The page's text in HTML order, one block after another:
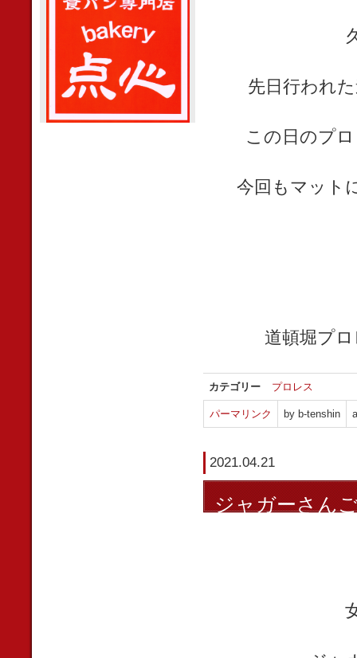
先日行われ
この日のプ
今回もマット
道頓堀プ
カテゴリー プロレス
パーマリンク by b-tenshin
2021.04.21
ジャガーさん